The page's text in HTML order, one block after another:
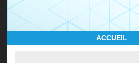
ACCUEIL